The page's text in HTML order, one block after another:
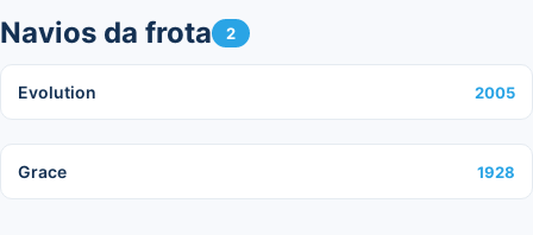
Navios da frota 2
Evolution 2005
Grace 1928